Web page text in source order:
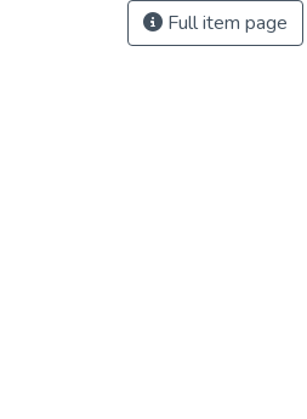
Full item page